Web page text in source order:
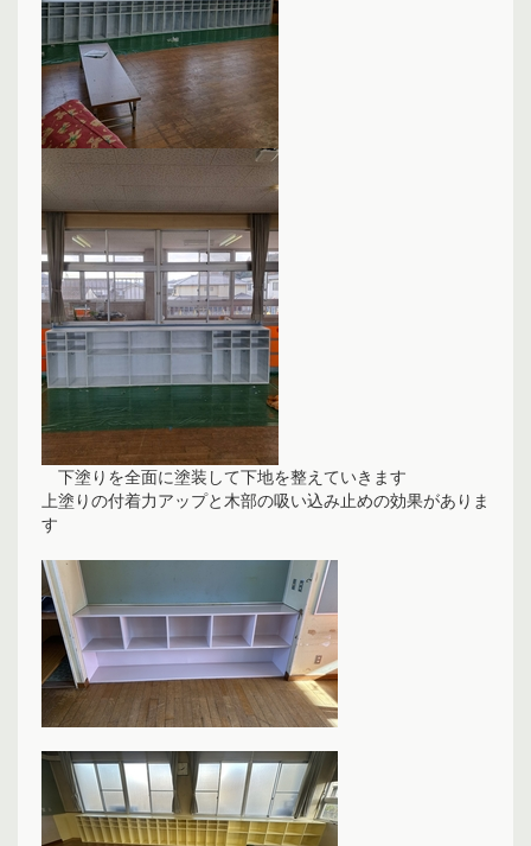
下塗りを全面に塗装して下地を整えていきます
上塗りの付着力アップと木部の吸い込み止めの効果がありま
す